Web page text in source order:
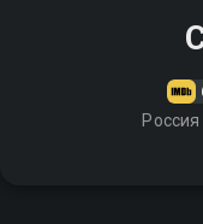
Россия